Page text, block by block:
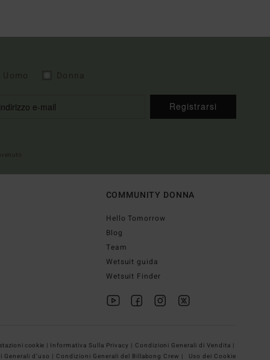
Registrarsi
COMMUNITY DONNA
Hello Tomorrow
Blog
Team
Wetsuit guida
Wetsuit Finder
cookie | Informativa Sulla Privacy | Condizioni Generali di Vendita |
Generali d’uso | Condizioni Generali del Billabong Crew | Uso dei Cookie